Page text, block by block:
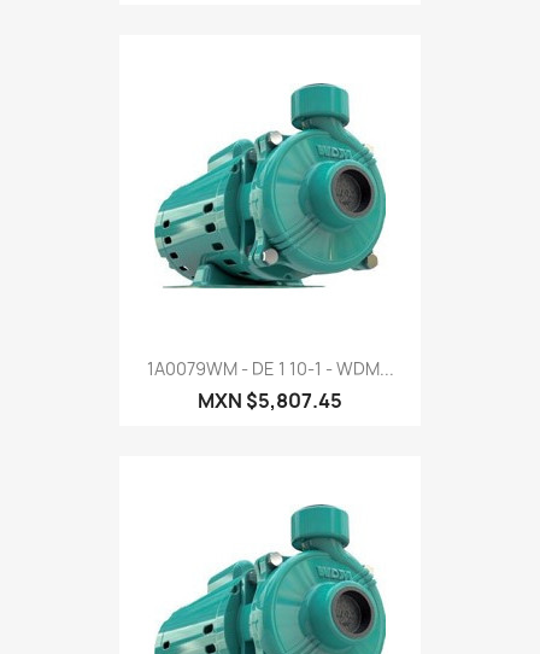
1A0079WM - DE 1 10-1 - WDM...
MXN $5,807.45